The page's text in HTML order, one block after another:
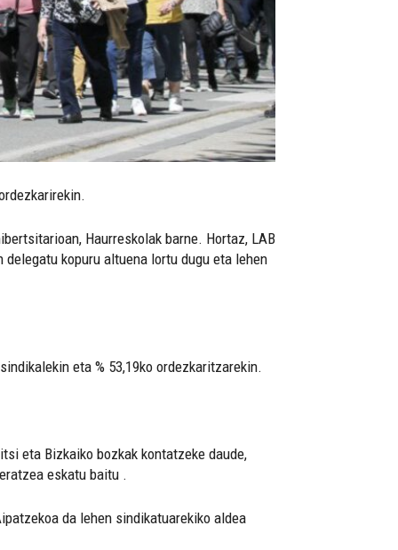
Haurreskolak barne. Hortaz, LAB
kopuru altuena lortu dugu eta lehen
eta % 53,19ko ordezkaritzarekin.
eta Bizkaiko bozkak kontatzeke daude,
eskatu baitu .
da lehen sindikatuarekiko aldea